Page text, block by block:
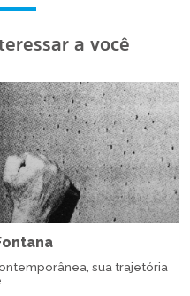
a você
sua trajetória